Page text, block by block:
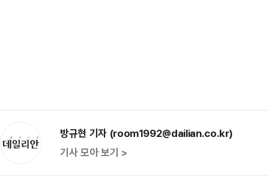
방규현 기자 (room1992@dailian.co.kr)
기사 모아 보기 >